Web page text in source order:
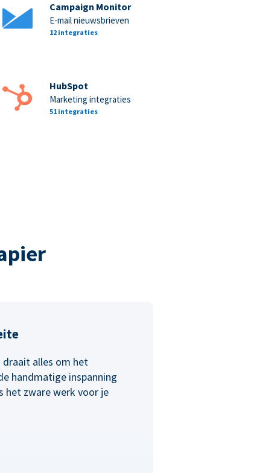
Campaign Monitor
E-mail nieuwsbrieven
12 integraties
HubSpot
Marketing integraties
51 integraties
alles om het
handmatige inspanning
het zware werk voor je